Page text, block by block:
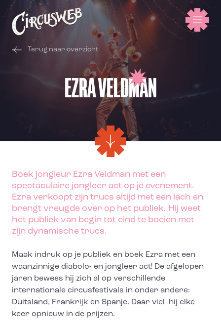
Terug naar overzicht
EZRA VELDMAN
Boek jongleur Ezra Veldman met een
spectaculaire jongleer act op je evenement.
Ezra verkoopt zijn trucs altijd met een lach en
brengt vreugde over op het publiek. Hij weet
het publiek van begin tot eind te boeien met
zijn dynamische trucs.
Maak indruk op je publiek en boek Ezra met een
waanzinnige diabolo- en jongleer act! De afgelopen
jaren bewees hij zich al op verschillende
internationale circusfestivals in onder andere:
Duitsland, Frankrijk en Spanje. Daar viel hij elke
keer opnieuw in de prijzen.